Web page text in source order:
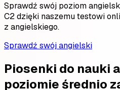
Sprawdź swój poziom
C2 dzięki naszemu testowi
z angielskiego.
Sprawdź swój angielski
Piosenki do nauki
poziomie średnio